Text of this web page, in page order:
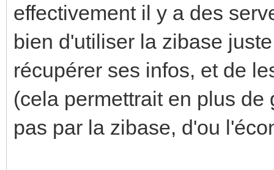
effectivement il y a des
bien d'utiliser la zibase
récupérer ses infos, et de
(cela permettrait en plus
pas par la zibase, d'ou